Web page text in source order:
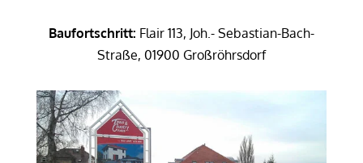
Baufortschritt: Flair 113, Joh.- Sebastian-Bach-
Straße, 01900 Großröhrsdorf